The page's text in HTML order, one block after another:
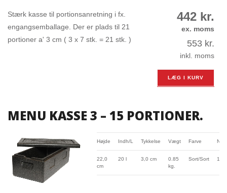
Stærk kasse til portionsanretning i fx.
engangsemballage. Der er plads til 21
portioner a' 3 cm ( 3 x 7 stk. = 21 stk. )
442 kr.
ex. moms
553 kr.
inkl. moms
LÆG I KURV
MENU KASSE 3 – 15 PORTIONER.
Højde Indh/L Tykkelse Vægt Farve Nr.
22,0
cm
20 l 3,0 cm
0.85
kg.
Sort/Sort